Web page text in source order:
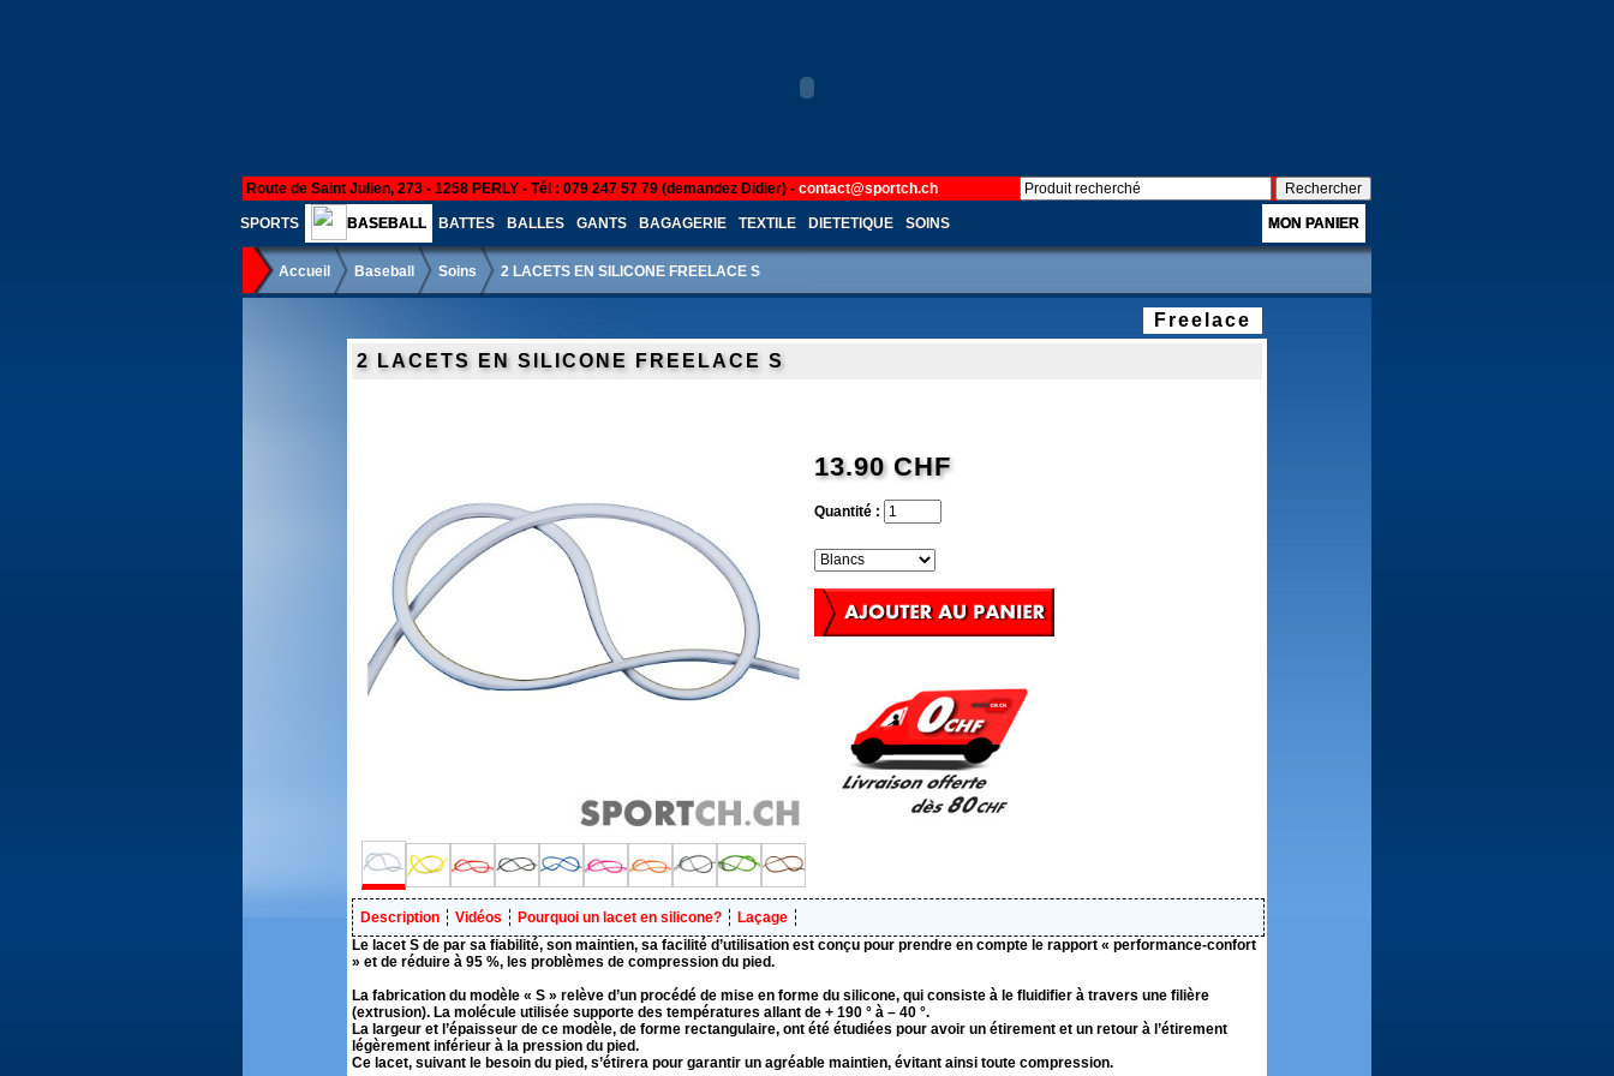
Route de Saint Julien, 273 - 1258 PERLY - Tél : 079 247 57 79 (demandez Didier) - contact@sportch.ch
SPORTS BASEBALL BATTES BALLES GANTS BAGAGERIE TEXTILE DIETETIQUE SOINS MON PANIER
Accueil Baseball Soins 2 LACETS EN SILICONE FREELACE S
Freelace
2 LACETS EN SILICONE FREELACE S
13.90 CHF
Quantité :
Description Vidéos Pourquoi un lacet en silicone?
Laçage
Le lacet S de par sa fiabilité, son maintien, sa facilité d’utilisation est conçu pour prendre en compte le rapport « performance-confort
» et de réduire à 95 %, les problèmes de compression du pied.
La fabrication du modèle « S » relève d’un procédé de mise en forme du silicone, qui consiste à le fluidifier à travers une filière
(extrusion). La molécule utilisée supporte des températures allant de + 190 ° à – 40 °.
La largeur et l’épaisseur de ce modèle, de forme rectangulaire, ont été étudiées pour avoir un étirement et un retour à l’étirement
légèrement inférieur à la pression du pied.
Ce lacet, suivant le besoin du pied, s’étirera pour garantir un agréable maintien, évitant ainsi toute compression.